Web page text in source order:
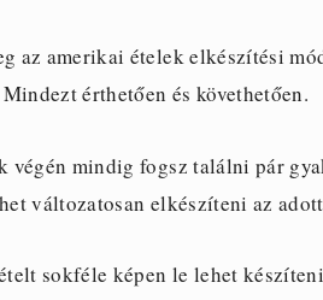
az amerikai ételek elkészítési
érthetően és követhetően.
végén mindig fogsz találni pár
változatosan elkészíteni az
sokféle képen le lehet